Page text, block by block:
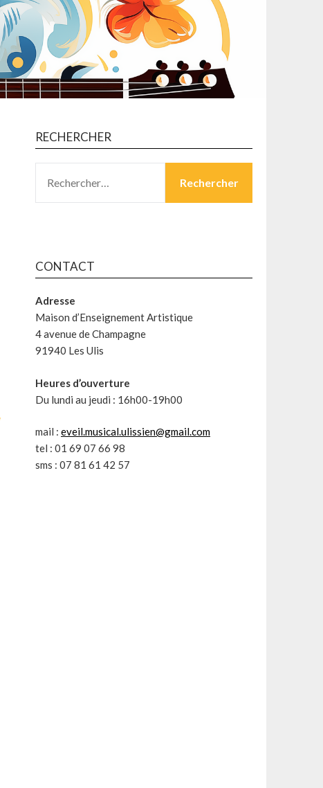
RECHERCHER
CONTACT
Adresse
Maison d’Enseignement Artistique
4 avenue de Champagne
91940 Les Ulis
Heures d’ouverture
Du lundi au jeudi : 16h00-19h00
mail : eveil.musical.ulissien@gmail.com
tel : 01 69 07 66 98
sms : 07 81 61 42 57